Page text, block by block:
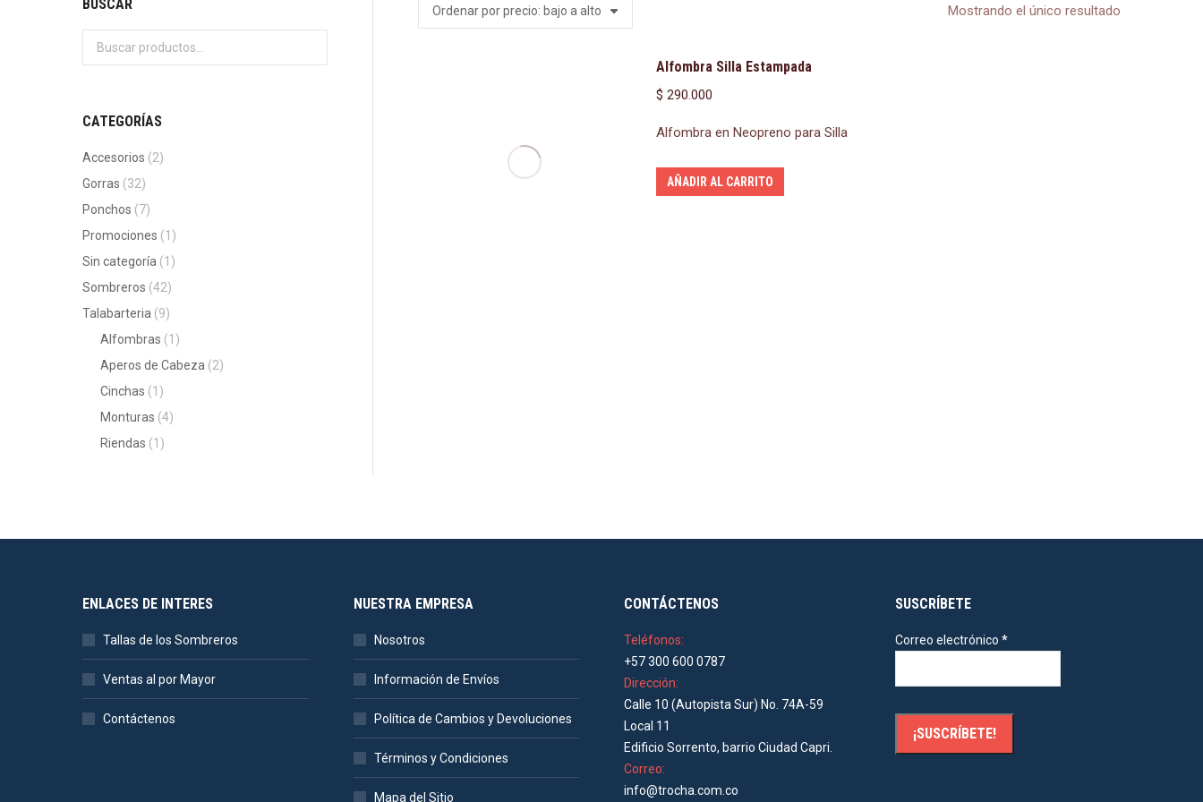
Mostrando el único resultado
Alfombra Silla Estampada
$ 290.000
Alfombra en Neopreno para Silla
AÑADIR AL CARRITO
BUSCAR
CATEGORÍAS
Accesorios (2)
Gorras (32)
Ponchos (7)
Promociones (1)
Sin categoría (1)
Sombreros (42)
Talabarteria (9)
Alfombras (1)
Aperos de Cabeza (2)
Cinchas (1)
Monturas (4)
Riendas (1)
ENLACES DE INTERES
Tallas de los Sombreros
Ventas al por Mayor
Contáctenos
NUESTRA EMPRESA
Nosotros
Información de Envíos
Política de Cambios y Devoluciones
Términos y Condiciones
Mapa del Sitio
CONTÁCTENOS
Teléfonos:
+57 300 600 0787
Dirección:
Calle 10 (Autopista Sur) No. 74A-59
Local 11
Edificio Sorrento, barrio Ciudad Capri.
Correo:
info@trocha.com.co
SUSCRÍBETE
Correo electrónico *